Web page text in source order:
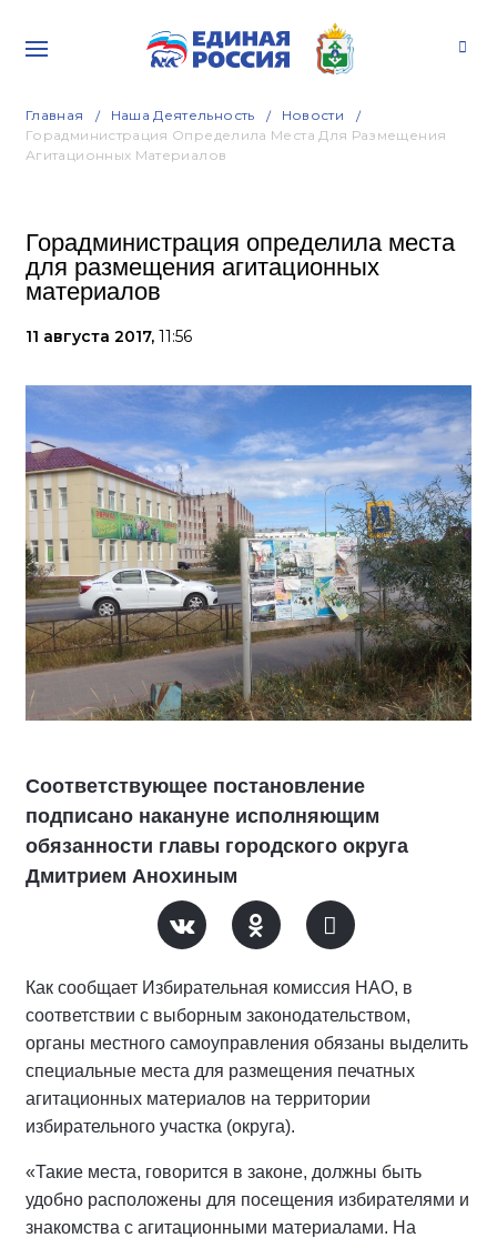
Главная Наша Деятельность
Новости
Горадминистрация Определила Места Для Размещения
Агитационных Материалов
Горадминистрация определила места
для размещения агитационных
материалов
11 августа 2017, 11:56
Соответствующее постановление
подписано накануне исполняющим
обязанности главы городского округа
Дмитрием Анохиным
Как сообщает Избирательная комиссия НАО, в
соответствии с выборным законодательством,
органы местного самоуправления обязаны выделить
специальные места для размещения печатных
агитационных материалов на территории
избирательного участка (округа).
«Такие места, говорится в законе, должны быть
удобно расположены для посещения избирателями и
знакомства с агитационными материалами. На